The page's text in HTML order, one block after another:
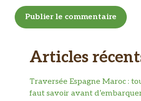
Articles
Traversée Espagne Maroc :
faut savoir avant